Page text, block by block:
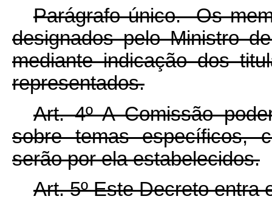
Parágrafo único. Os
designados pelo Ministro
mediante indicação dos
representados.
Art. 4º A Comissão
sobre temas específicos,
serão por ela estabelecidos.
Art. 5º Este Decreto entra